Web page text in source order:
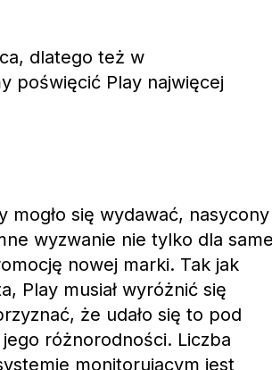
dlatego też w
poświęcić Play najwięcej
się wydawać, nasycony
wyzwanie nie tylko dla
nowej marki. Tak jak
Play musiał wyróżnić się
że udało się to pod
różnorodności. Liczba
monitorującym jest